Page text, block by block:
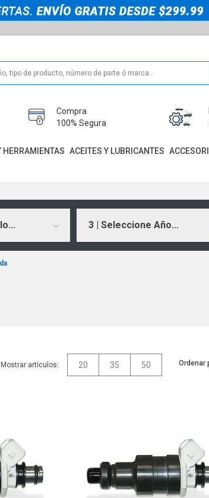
Compra
100% Segura
HERRAMIENTAS ACEITES Y LUBRICANTES
3 | Seleccione Año...
Mostrar artículos: 20 35 50 Ordenar